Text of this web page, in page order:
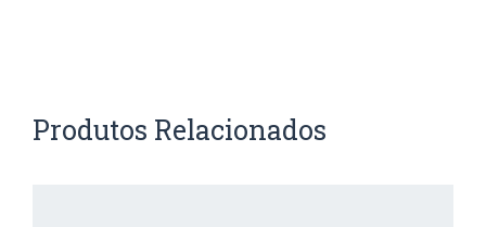
Produtos Relacionados